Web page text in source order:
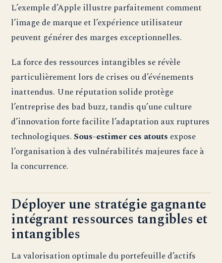
L’exemple d’Apple illustre parfaitement comment
l’image de marque et l’expérience utilisateur
peuvent générer des marges exceptionnelles.
La force des ressources intangibles se révèle
particulièrement lors de crises ou d’événements
inattendus. Une réputation solide protège
l’entreprise des bad buzz, tandis qu’une culture
d’innovation forte facilite l’adaptation aux ruptures
technologiques.Sous-estimer ces atouts expose
l’organisation à des vulnérabilités majeures face à
la concurrence.
Déployer une stratégie gagnante
intégrant ressources tangibles et
intangibles
La valorisation optimale du portefeuille d’actifs